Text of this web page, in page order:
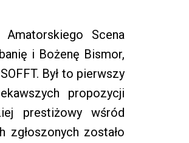
Scena
i Bożenę Bismor,
Był to pierwszy
propozycji
prestiżowy wśród
zostało